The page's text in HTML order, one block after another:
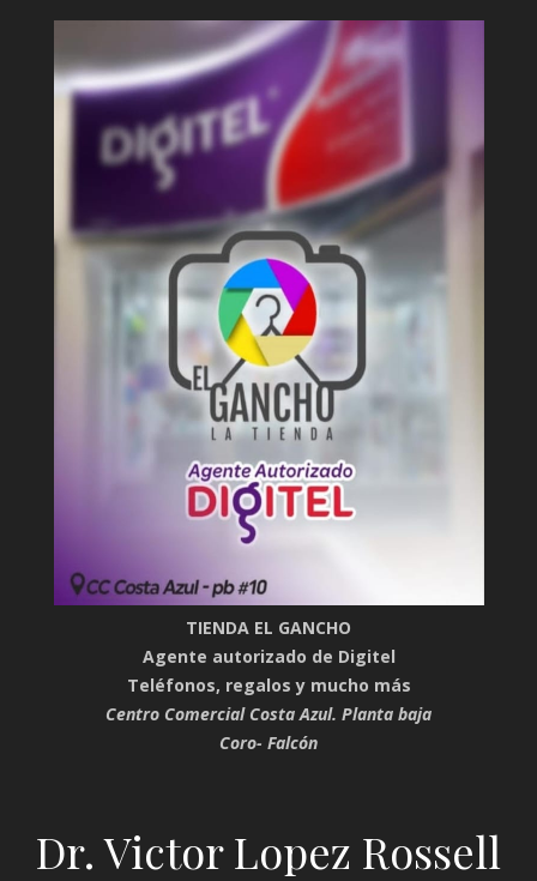
TIENDA EL GANCHO
Agente autorizado de Digitel
Teléfonos, regalos y mucho más
Centro Comercial Costa Azul. Planta baja
Coro- Falcón
Dr. Victor Lopez Rossell